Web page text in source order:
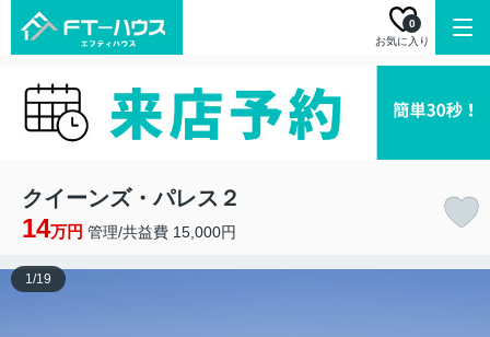
お気に入り
0
クイーンズ・パレス２
14万円 管理/共益費 15,000円
1/19